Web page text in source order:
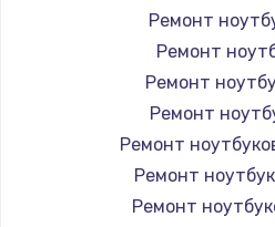
Ремонт
Ремонт
Ремонт
Ремонт
Ремонт
Ремонт
Ремонт